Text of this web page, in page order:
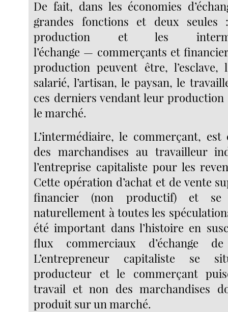
De fait, dans les économies
grandes fonctions et deux seules
production et les
l’échange — commerçants et
production peuvent être, l’esclave,
salarié, l’artisan, le paysan, le
ces derniers vendant leur
le marché.
L’intermédiaire, le commerçant,
des marchandises au travailleur
l’entreprise capitaliste pour les
Cette opération d’achat et de vente
financier (non productif) et se
naturellement à toutes les
été important dans l’histoire en
flux commerciaux d’échange de
L’entrepreneur capitaliste se
producteur et le commerçant
travail et non des marchandises
produit sur un marché.